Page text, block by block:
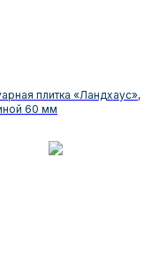
плитка «Ландхаус»,
60 мм